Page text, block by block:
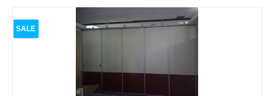
SALE